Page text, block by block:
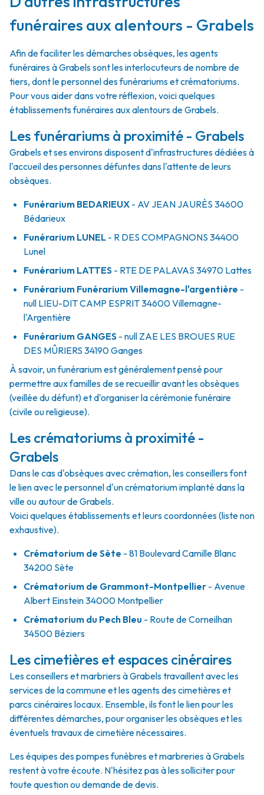
funéraires aux alentours - Grabels
Afin de faciliter les démarches obsèques, les agents
funéraires à Grabels sont les interlocuteurs de nombre de
tiers, dont le personnel des funérariums et crématoriums.
Pour vous aider dans votre réflexion, voici quelques
établissements funéraires aux alentours de Grabels.
Les funérariums à proximité - Grabels
Grabels et ses environs disposent d'infrastructures dédiées à
l'accueil des personnes défuntes dans l'attente de leurs
obsèques.
Funérarium BEDARIEUX - AV JEAN JAURÈS 34600
Bédarieux
Funérarium LUNEL - R DES COMPAGNONS 34400
Lunel
Funérarium LATTES - RTE DE PALAVAS 34970 Lattes
Funérarium Funérarium Villemagne-l'argentière -
null LIEU-DIT CAMP ESPRIT34600Villemagne-
l'Argentière
Funérarium GANGES - null ZAE LES BROUES RUE
DES MÛRIERS 34190Ganges
À savoir, un funérarium est généralement pensé pour
permettre aux familles de se recueillir avant les obsèques
(veillée du défunt) et d'organiser la cérémonie funéraire
(civile ou religieuse).
Les crématoriums à proximité -
Grabels
Dans le cas d'obsèques avec crémation, les conseillers font
le lien avec le personnel d'un crématorium implanté dans la
ville ou autour de Grabels.
Voici quelques établissements et leurs coordonnées (liste non
exhaustive).
Crématorium de Sète - 81 Boulevard Camille Blanc
34200 Sète
Crématorium de Grammont-Montpellier - Avenue
Albert Einstein 34000 Montpellier
Crématorium du Pech Bleu - Route de Corneilhan
34500 Béziers
Les cimetières et espaces cinéraires
Les conseillers et marbriers à Grabels travaillent avec les
services de la commune et les agents des cimetières et
parcs cinéraires locaux. Ensemble, ils font le lien pour les
différentes démarches, pour organiser les obsèques et les
éventuels travaux de cimetière nécessaires.
Les équipes des pompes funèbres et marbreries à Grabels
restent à votre écoute. N'hésitez pas à les solliciter pour
toute question ou demande de devis.